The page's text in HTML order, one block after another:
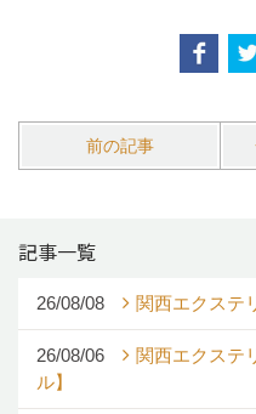
前の記事
記事一覧
26/08/08 関西エクステ
26/08/06
関西エクステ
ル】